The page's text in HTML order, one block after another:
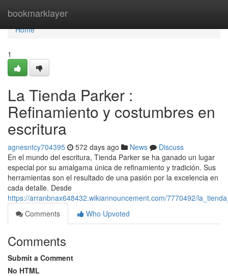
bookmarklayer
Home
Home
1
La Tienda Parker :
Refinamiento y costumbres en
escritura
agnesntcy704395 572 days ago News
Discuss
En el mundo del escritura, Tienda Parker se ha ganado un lugar
especial por su amalgama única de refinamiento y tradición. Sus
herramientas son el resultado de una pasión por la excelencia en
cada detalle. Desde
https://arranbnax648432.wikiannouncement.com/7770492/
Comments
Who Upvoted
Comments
Submit a Comment
No HTML